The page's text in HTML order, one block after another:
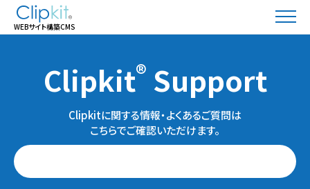
WEBサイト構築CMS
Clipkit® Support
Clipkitに関する情報・よくあるご質問は
こちらでご確認いただけます。